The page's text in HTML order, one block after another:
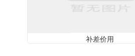
补差价用